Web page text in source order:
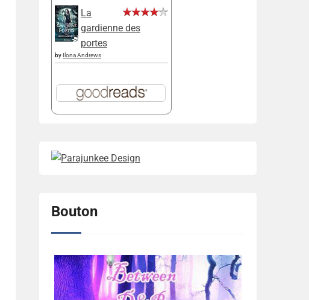
La
gardienne des
portes
by Ilona Andrews
Bouton